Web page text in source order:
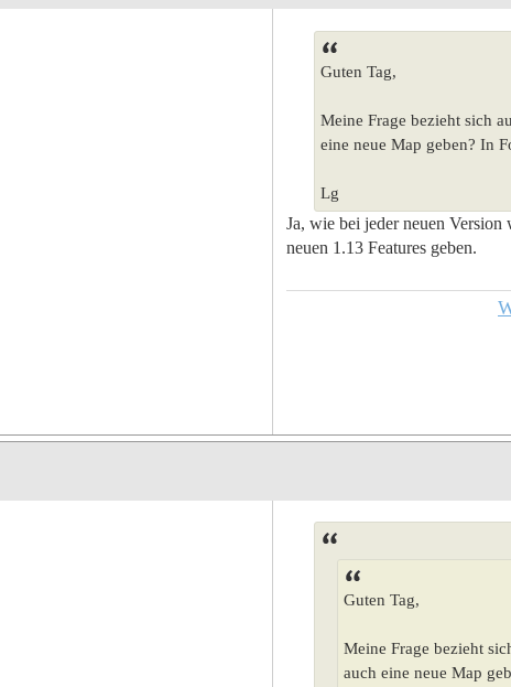
Guten Tag,
Meine Frage bezieht sich
eine neue Map geben? In
Lg
Ja, wie bei jeder neuen
neuen 1.13 Features geben.
Guten Tag,
Meine Frage bezieht
auch eine neue Map